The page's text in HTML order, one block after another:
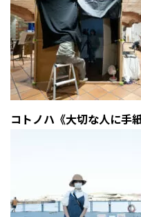
コトノハ《大切な人に手